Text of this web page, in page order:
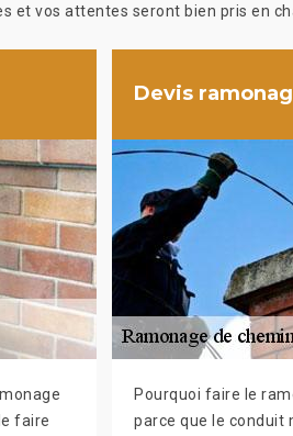
et vos attentes seront bien pris en
faire
Devis
Pourquoi faire le
parce que le conduit